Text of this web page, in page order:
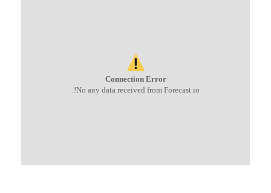
Connection Error
No any data received from Forecast.io!.